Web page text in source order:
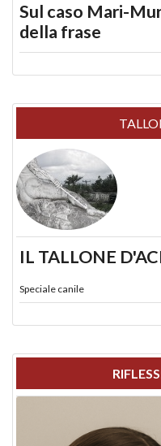
Sul caso Mari-
della frase
IL TALLONE
Speciale canile